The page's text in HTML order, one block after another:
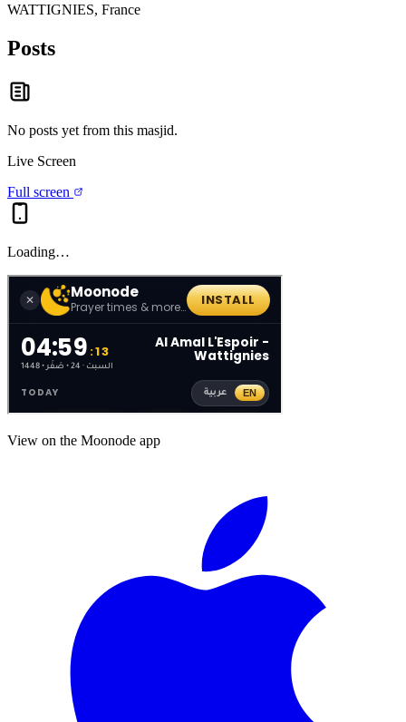
WATTIGNIES, France
Posts
No posts yet from this masjid.
Live Screen
Full screen
Loading…
View on the Moonode app